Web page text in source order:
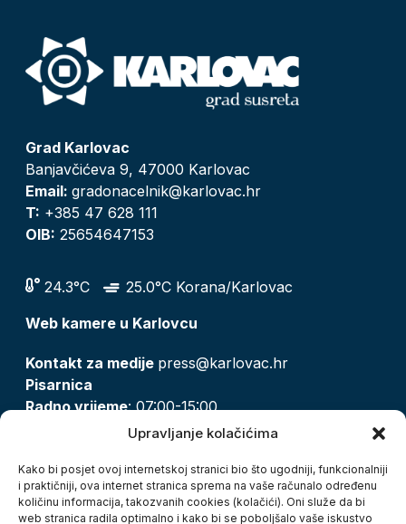
Upravljanje kolačićima
Kako bi posjet ovoj internetskoj stranici bio što ugodniji, funkcionalniji
i praktičniji, ova internet stranica sprema na vaše računalo određenu
količinu informacija, takozvanih cookies (kolačići). Oni služe da bi
web stranica radila optimalno i kako bi se poboljšalo vaše iskustvo
Grad Karlovac
Banjavčićeva 9, 47000 Karlovac
Email: gradonacelnik@karlovac.hr
T: +385 47 628 111
OIB: 25654647153
24.3°C
25.0°C Korana/Karlovac
Web kamere u Karlovcu
Kontakt za medije press@karlovac.hr
Pisarnica
Radno vrijeme: 07:00-15:00
pisarnica@karlovac.hr
Zaštita osobnih podataka